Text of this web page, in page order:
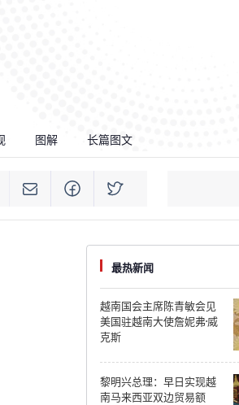
图解 长篇图文
Bac Ninh
Cao Bang
Can Tho
最热新闻
越南国会主席陈青敏会见
美国驻越南大使詹妮弗·威
克斯
黎明兴总理：早日实现越
南马来西亚双边贸易额